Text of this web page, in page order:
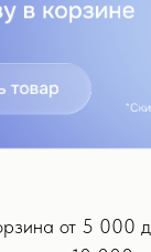
наслаждаться
от 5 000